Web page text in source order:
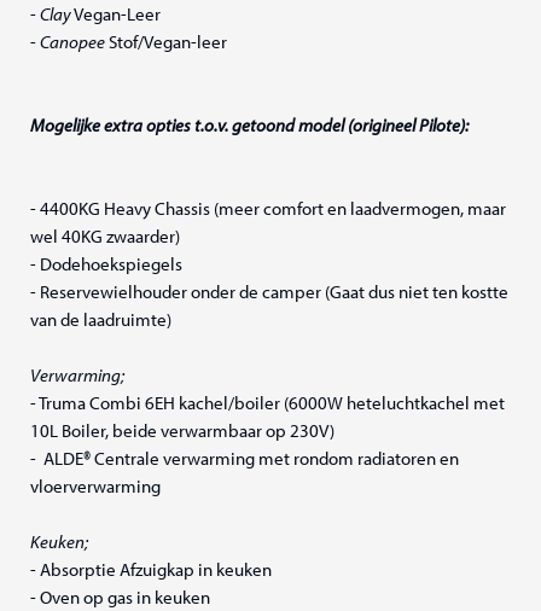
-ClayVegan-Leer
-CanopeeStof/Vegan-leer
Mogelijke extra opties t.o.v. getoond model (origineel Pilote):
- 4400KG Heavy Chassis (meer comfort en laadvermogen, maar
wel 40KG zwaarder)
- Dodehoekspiegels
- Reservewielhouder onder de camper (Gaat dus niet ten kostte
van de laadruimte)
Verwarming;
- Truma Combi 6EH kachel/boiler (6000W heteluchtkachel met
10L Boiler, beide verwarmbaar op 230V)
- ALDE® Centrale verwarming met rondom radiatoren en
vloerverwarming
Keuken;
- Absorptie Afzuigkap in keuken
- Oven op gas in keuken